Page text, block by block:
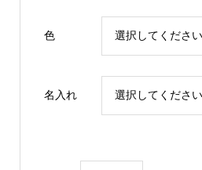
¥2,640
¥3,135
色
名入れ